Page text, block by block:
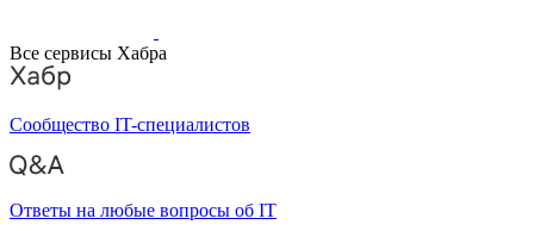
Все сервисы Хабра
Сообщество IT-специалистов
Ответы на любые вопросы об IT